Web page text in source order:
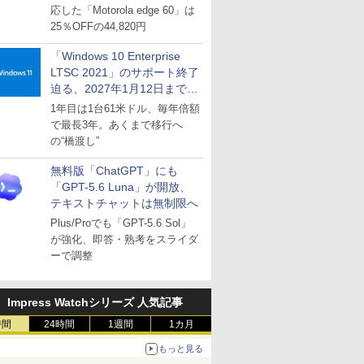
応した「Motorola edge 60」は
25％OFFの44,820円
「Windows 10 Enterprise
LTSC 2021」のサポート終了
迫る、2027年1月12日まで
～ESUは9月1日から販売
1年目は1台61米ドル、毎年倍額
で最長3年。あくまで移行へ
の“橋渡し”
無料版「ChatGPT」にも
「GPT-5.6 Luna」が開放、
テキストチャットは無制限へ
Plus/Proでも「GPT-5.6 Sol」
が強化、即答・熟考をスライダ
ーで調整
Impress Watchシリーズ 人気記事
24時間 1週間 1カ月
もっと見る